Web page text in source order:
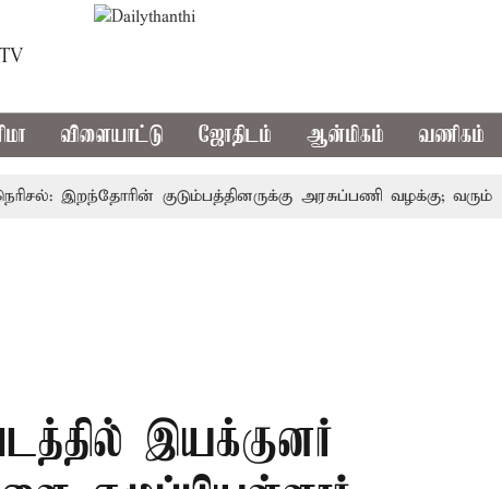
விளையாட்டு ஜோதிடம் ஆன்மிகம் வணிகம்
இறந்தோரின் குடும்பத்தினருக்கு அரசுப்பணி வழக்கு; வரும்
இயக்குனர்